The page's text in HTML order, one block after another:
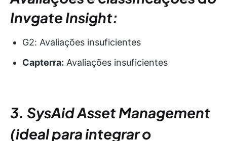
Invgate Insight:
G2: Avaliações insuficientes
Capterra: Avaliações insuficientes
3. SysAid Asset Management
(ideal para integrar o